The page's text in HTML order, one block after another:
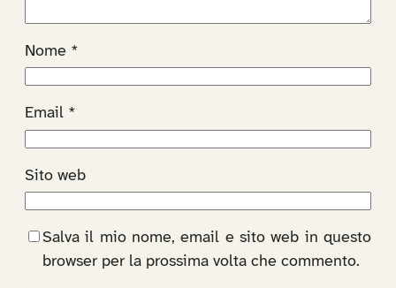
Nome *
Email *
Sito web
Salva il mio nome, email e sito web in questo
browser per la prossima volta che commento.